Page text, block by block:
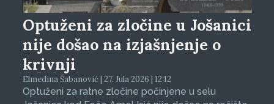
Optuženi za zločine u Jošanici
nije došao na izjašnjenje o
krivnji
Elmedina Šabanović | 27. Jula 2026 | 12:12
Optuženi za ratne zločine počinjene u selu